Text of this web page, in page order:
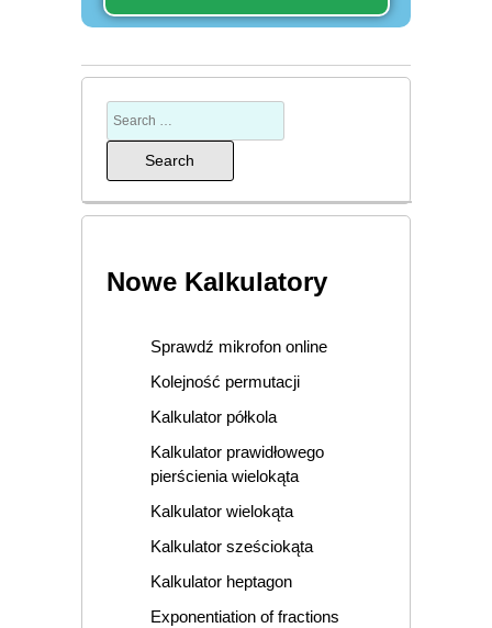
Nowe Kalkulatory
Sprawdź mikrofon online
Kolejność permutacji
Kalkulator półkola
Kalkulator prawidłowego
pierścienia wielokąta
Kalkulator wielokąta
Kalkulator sześciokąta
Kalkulator heptagon
Exponentiation of fractions